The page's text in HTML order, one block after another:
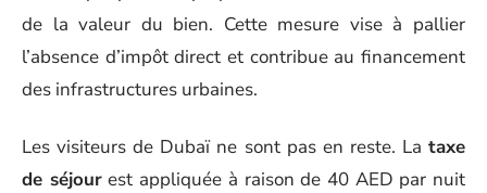
de la valeur du bien. Cette mesure vise à pallier
l’absence d’impôt direct et contribue au financement
des infrastructures urbaines.
Les visiteurs de Dubaï ne sont pas en reste. La taxe
de séjourest appliquée à raison de 40 AED par nuit